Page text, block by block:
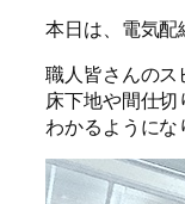
本日は、電気配
職人皆さんのス
床下地や間仕
わかるようにな